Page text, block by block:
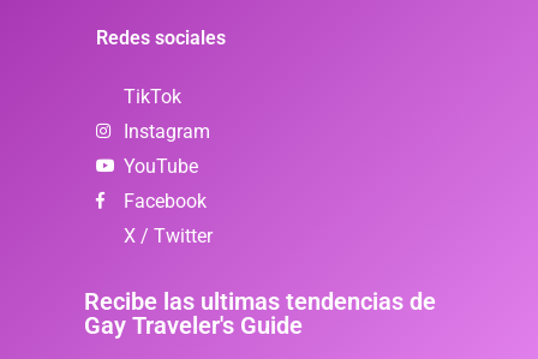
Redes sociales
TikTok
Instagram
YouTube
Facebook
X / Twitter
Recibe las ultimas tendencias de
Gay Traveler's Guide